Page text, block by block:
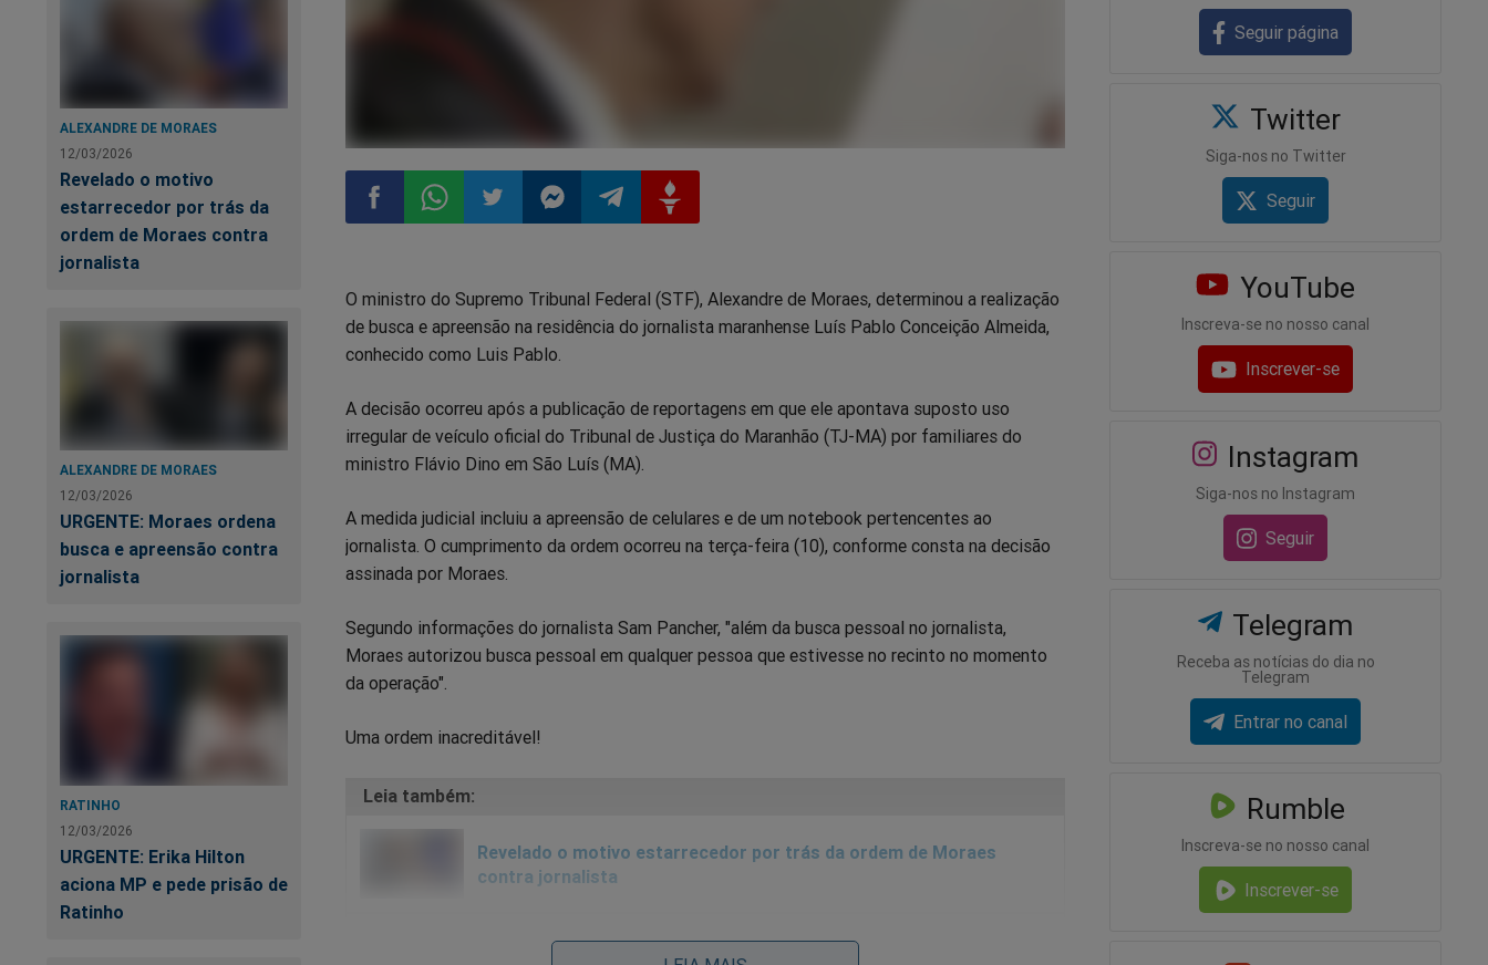
ALEXANDRE DE MORAES
12/03/2026
Revelado o motivo
estarrecedor por trás da
ordem de Moraes contra
jornalista
ALEXANDRE DE MORAES
12/03/2026
URGENTE: Moraes ordena
busca e apreensão contra
jornalista
RATINHO
12/03/2026
URGENTE: Erika Hilton
aciona MP e pede prisão de
Ratinho
no
Facebook
no
Whatsapp
no
Twitter
no
Messenger
no
no
O ministro do Supremo Tribunal Federal (STF), Alexandre de Moraes, determinou a realização
de busca e apreensão na residência do jornalista maranhense Luís Pablo Conceição Almeida,
conhecido como Luis Pablo.
A decisão ocorreu após a publicação de reportagens em que ele apontava suposto uso
irregular de veículo oficial do Tribunal de Justiça do Maranhão (TJ-MA) por familiares do
ministro Flávio Dino em São Luís (MA).
A medida judicial incluiu a apreensão de celulares e de um notebook pertencentes ao
jornalista. O cumprimento da ordem ocorreu na terça-feira (10), conforme consta na decisão
assinada por Moraes.
Segundo informações do jornalista Sam Pancher, "além da busca pessoal no jornalista,
Moraes autorizou busca pessoal em qualquer pessoa que estivesse no recinto no momento
da operação".
Uma ordem inacreditável!
Revelado o motivo estarrecedor por trás da ordem de Moraes
contra jornalista
Seguir página
Twitter
Siga-nos no Twitter
Seguir
YouTube
Inscreva-se no nosso canal
Inscrever-se
Instagram
Siga-nos no Instagram
Seguir
Telegram
Receba as notícias do dia no
Telegram
Entrar no canal
Rumble
Inscreva-se no nosso canal
Inscrever-se